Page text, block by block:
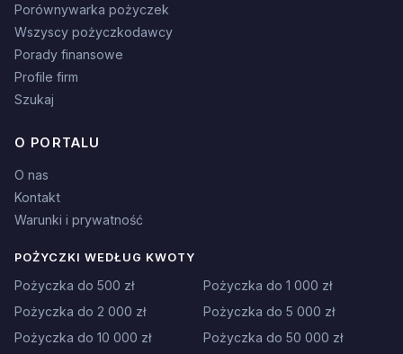
Porównywarka pożyczek
Wszyscy pożyczkodawcy
Porady finansowe
Profile firm
Szukaj
O PORTALU
O nas
Kontakt
Warunki i prywatność
POŻYCZKI WEDŁUG KWOTY
Pożyczka do 500 zł
Pożyczka do 1 000 zł
Pożyczka do 2 000 zł
Pożyczka do 5 000 zł
Pożyczka do 10 000 zł
Pożyczka do 50 000 zł